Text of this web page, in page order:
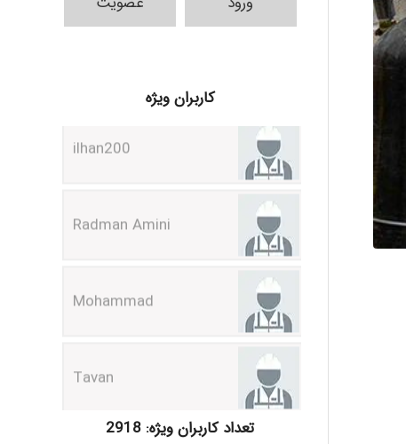
کاربران ویژه
Radman Amini
Mohammad
Tavan
akhtar shahsavandi
تعداد کاربران ویژه: 2918